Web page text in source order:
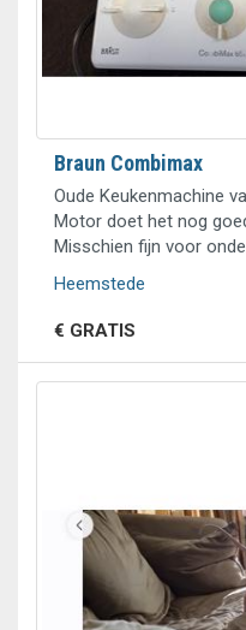
Braun Combimax
Oude Keukenmachine
Motor doet het nog
Misschien fijn voor
Heemstede
€ GRATIS